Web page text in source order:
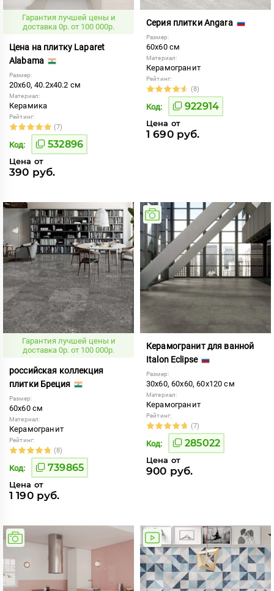
Гарантия лучшей цены и
доставка 0р. от 100 000р.
Цена на плитку Laparet
Alabama
Размер:
20x60, 40.2x40.2 см
Материал:
Керамика
Рейтинг:
(7)
Код: 532896
Цена от
390 руб.
Серия плитки Angara
Размер:
60x60 см
Материал:
Керамогранит
Рейтинг:
(8)
Код: 922914
Цена от
1 690 руб.
Гарантия лучшей цены и
доставка 0р. от 100 000р.
российская коллекция
плитки Бреция
Размер:
60x60 см
Материал:
Керамогранит
Рейтинг:
(8)
Код: 739865
Цена от
1 190 руб.
Керамогранит для ванной
Italon Eclipse
Размер:
30x60, 60x60, 60x120 см
Материал:
Керамогранит
Рейтинг:
(7)
Код: 285022
Цена от
900 руб.